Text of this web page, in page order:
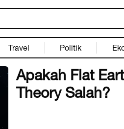
Travel Politik
Apakah Flat
Theory Salah?